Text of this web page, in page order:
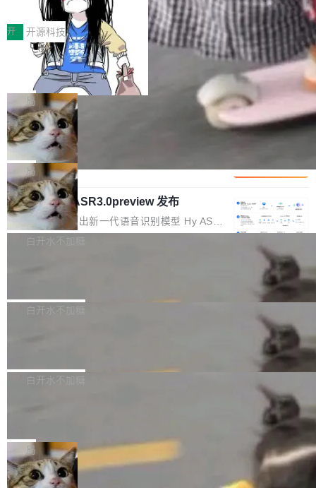
得住、用得稳、省得下、更安全！ 一、从现在开
始，Token使用一目...
q2Seq 和 DocAI 的共同发明人）以及 Oriol Vin
yals（Gemini 联合负责人，AlphaSta...
中文驱动的数字员工，自主理解需求、规划步
骤、编写代码。不挑模型、不挑平台，curl 一行
装完即用。 开源地址：Gitee · GitCode · GitHu
b 安装 支持 Java 8+（8~26）、macOS / Linu
x / Windows / Harmony PC。 # macOS / Linu
x / Harmony PC curl -fsSL https://solon.noea
r.org/solon...
价值潜能：华为云码道（CodeArts）
代码仓技术解析
一、代码仓深度理解技术的作用与价值 在软件工
程实践中，代码仓是企业核心知识资产的主要载
体。企业级代码仓库通常包含数十万乃至数百万
个文件，其规模远超单次模型调用可承载的上下
文窗口。随着项目规模的持续扩张与代码历史的
不断累积，代码仓中的模块关系、接口契约、业
务逻辑等关键信息往往分散于数十乃至数百个文
件之中，形成高度复杂的知识关联网络。传统的
代码检索手段（如关键词匹配、目录遍历）仅能
在语法层面完成文本定位，难以触及代码的语义
内涵与结构关联，导致开发者使用代码智能体在
理解大规模代码仓时面临显著"代码仓理解"瓶
颈。 代码仓深度理解服务（以下简称" CodeBas
e深度理解服务"）是华为云码道（CodeA...
开 开源科技
一条“删库”命令跑 17 小时，算法工程
师删光 89TB 数据只为干私活
最高人民检察院8月4日公布了一起案件：北京一
名90后算法工程师王某，为了给自己接的私活腾
服务器空间，删光了公司AI游戏部门的全部核心
数据。 王某2024年1月入职东城区某科技公司AI
短剧部门，有互联网大厂背景。在公司内部架构
调整期间，部门三次通知全员将数据从A集群迁
移到B集群，王某都回复了"收到"。 他没有迁移
数据。2024年9月3日下午4点，他使用此前登录
的账号密码进入A集群，输入了一条被程序员圈
称为"删库跑路"的命令——最高管理员权限、无
自研的多个文生3D和...
局
Cloudflare 分享推理优化实践：KV ca
che 量化 + 权重压缩，吞吐量提升 4
1%，成本降 30%
Kimi 和 GLM 是当前最强的大模型系列之一，但
它们有一个共同的问题：太吃显存了。月之暗面
的 Kimi K 系列和智谱的 GLM 都是长上下文、M
oE 架构的大模型，好用到让人上瘾，但 GPU 显
存永远不够用。 Cloudflare 的 Workers AI 团队
一直在跑这些模型的推理。他们在官方博客上发
整性保护。效果是：吞吐量提升 41%，每 token
局
腾讯混元 Hy ASR3.0preview 发布
腾讯混元正式推出新一代语音识别模型 Hy ASR
3.0preview。基于最新一代大语言模型 Hy3 的
让语音识别不再只是听清，而是真正听懂。通过
w 不要求标准普通话，方言识别覆盖粤语、吴语
白开水不加糖
新和少量网页兼容性修复版本。 Changes/fixe
容提供的字体时出现的几个问题 为避免音频加
质的最低采样率）的音频格式将被拒绝 修复了 C
SS 圆角虚线样式中可能存在的问题 如果表单中
的图像元素不在同一个子树中，则它们将不再关
白开水不加糖
发布的 Release Notes，他利用 AI 工具（如 Co
最强的若干项。对于尚未正式发版的 PG 19，则
通过拉取过去一年内（从 PG 18 Beta1 时间点
至今）的所有 commit，同样交由 AI 分析提炼。
白开水不加糖
维护工作一直与我的日常工作、家务、社交生活
和休闲娱乐竞争时间。" 这是 libexpat 维护者 S
ebastian Pipping 写在博客里的话。8 月 4 日，
局
Firefox 153.0.3 发布